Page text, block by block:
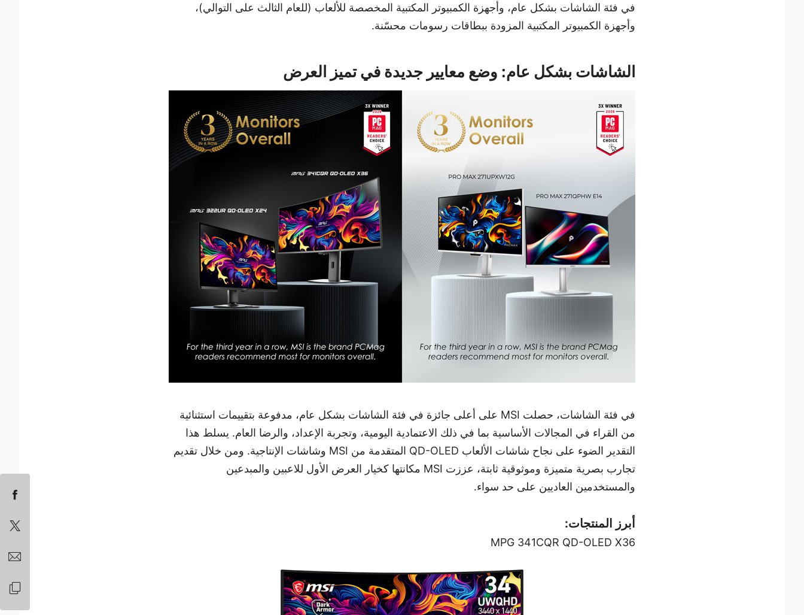
في فئة الشاشات بشكل عام، وأجهزة الكمبيوتر المكتبية المخصصة للألعاب (للعام الثالث على التوالي)،
وأجهزة الكمبيوتر المكتبية المزودة ببطاقات رسومات محسّنة.
الشاشات بشكل عام: وضع معايير جديدة في تميز العرض
في فئة الشاشات، حصلت MSI على أعلى جائزة في فئة الشاشات بشكل عام، مدفوعة بتقييمات استثنائية
من القراء في المجالات الأساسية بما في ذلك الاعتمادية اليومية، وتجربة الإعداد، والرضا العام. يسلط هذا
التقدير الضوء على نجاح شاشات الألعاب QD-OLED المتقدمة من MSI وشاشات الإنتاجية. ومن خلال تقديم
تجارب بصرية متميزة وموثوقية ثابتة، عززت MSI مكانتها كخيار العرض الأول للاعبين والمبدعين
والمستخدمين العاديين على حد سواء.
أبرز المنتجات:
MPG 341CQR QD-OLED X36